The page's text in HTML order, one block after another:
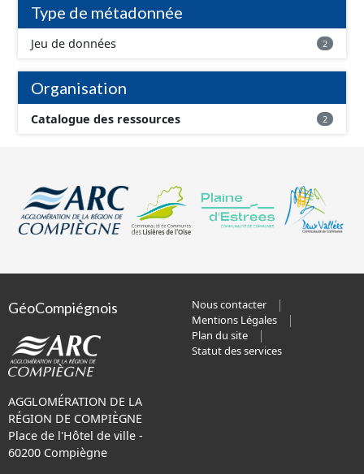
Type de métadonnée
Jeu de données 2
Organisation
Catalogue des ressources 2
GéoCompiégnois
AGGLOMÉRATION DE LA
RÉGION DE COMPIÈGNE
Place de l'Hôtel de ville -
60200 Compiègne
Nous contacter
Mentions Légales
Plan du site
Statut des services